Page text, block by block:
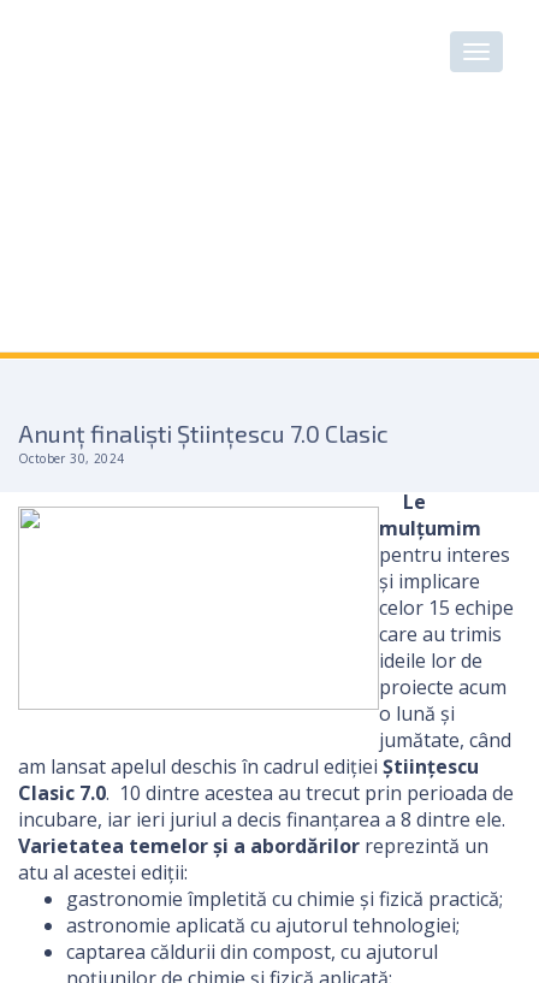
Anunț finaliști Științescu 7.0 Clasic
October 30, 2024
Le
mulțumim
pentru interes
și implicare
celor 15 echipe
care au trimis
ideile lor de
proiecte acum
o lună și
jumătate, când
am lansat apelul deschis în cadrul ediției Științescu
Clasic 7.0. 10 dintre acestea au trecut prin perioada de
incubare, iar ieri juriul a decis finanțarea a 8 dintre ele.
Varietatea temelor și a abordărilor reprezintă un
atu al acestei ediții:
gastronomie împletită cu chimie și fizică practică;
astronomie aplicată cu ajutorul tehnologiei;
captarea căldurii din compost, cu ajutorul